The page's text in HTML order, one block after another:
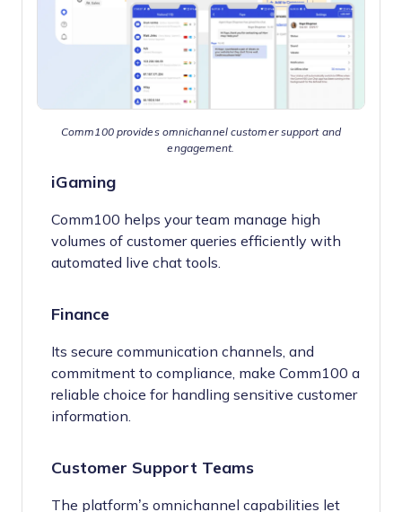
Comm100 provides omnichannel customer support and
engagement.
iGaming
Comm100 helps your team manage high
volumes of customer queries efficiently with
automated live chat tools.
Finance
Its secure communication channels, and
commitment to compliance, make Comm100 a
reliable choice for handling sensitive customer
information.
Customer Support Teams
The platform’s omnichannel capabilities let